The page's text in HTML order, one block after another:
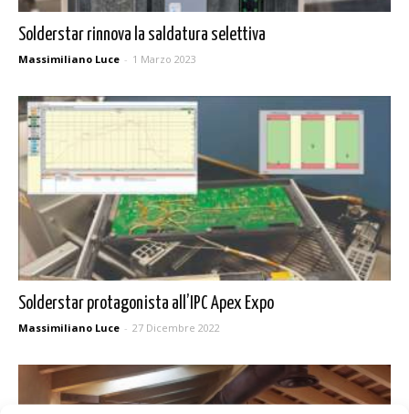
Solderstar rinnova la saldatura selettiva
Massimiliano Luce - 1 Marzo 2023
Solderstar protagonista all’IPC Apex Expo
Massimiliano Luce - 27 Dicembre 2022